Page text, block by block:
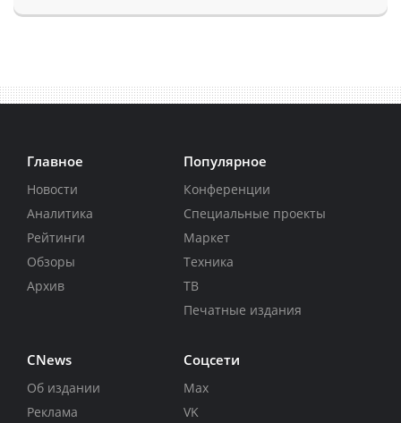
Главное
Новости
Аналитика
Рейтинги
Обзоры
Архив
Популярное
Конференции
Специальные проекты
Маркет
Техника
ТВ
Печатные издания
CNews
Об издании
Реклама
Соцсети
Max
VK